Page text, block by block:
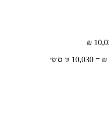
₪ =
10,030 ₪ סופי